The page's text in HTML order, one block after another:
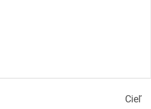
Cieľ